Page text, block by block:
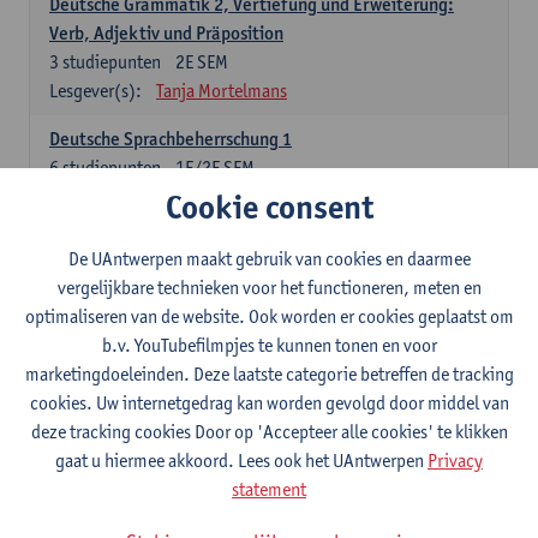
Verb, Adjektiv und Präposition
2E SEM
3 studiepunten
Lesgever(s):
Tanja Mortelmans
Deutsche Sprachbeherrschung 1
1E/2E SEM
6studiepunten
Tanja Mortelmans Alex Haider
Raum
1E/2E SEM
6 studiepunten
Lesgever(s):
Carola Strobl Alex Haider
Engels: verplichte opleidingsonderdelen
Advanced English Grammar for English Language
Professionals
1E/2E SEM
Lesgever(s):
Jim Ureel
Cookie consent
De UAntwerpen maakt gebruik van cookies en daarmee
vergelijkbare technieken voor het functioneren, meten en
optimaliseren van de website. Ook worden er cookies geplaatst om
b.v. YouTubefilmpjes te kunnen tonen en voor
marketingdoeleinden. Deze laatste categorie betreffen de tracking
cookies. Uw internetgedrag kan worden gevolgd door middel van
deze tracking cookies Door op 'Accepteer alle cookies' te klikken
gaat u hiermee akkoord. Lees ook het UAntwerpen Privacy
statement